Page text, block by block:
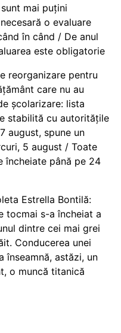
mai puțini
o evaluare
în când / De anul
este obligatorie
reorganizare pentru
care nu au
școlarizare: lista
stabilită cu autoritățile
august, spune un
5 august / Toate
încheiate până pe 24
Estrella Bontilă:
tocmai s-a încheiat a
dintre cei mai grei
Conducerea unei
înseamnă, astăzi, un
o muncă titanică